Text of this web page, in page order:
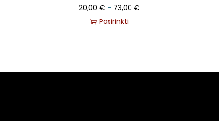
20,00€ – 73,00€
Pasirinkti